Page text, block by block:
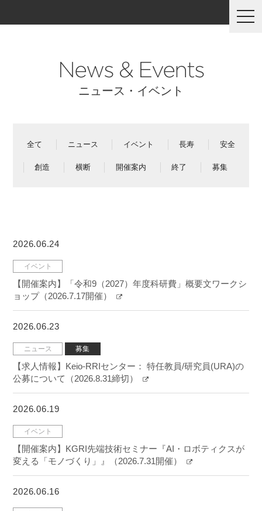
News & Events
ニュース・イベント
全て ニュース イベント 長寿 安全
創造 横断 開催案内 終了 募集
2026.06.24
イベント
【開催案内】「令和9（2027）年度科研費」概要文ワークシ
ョップ（2026.7.17開催）
2026.06.23
ニュース 募集
【求人情報】Keio-RRIセンター： 特任教員/研究員(URA)の
公募について（2026.8.31締切）
2026.06.19
イベント
【開催案内】KGRI先端技術セミナー『AI・ロボティクスが
変える「モノづくり」』（2026.7.31開催）
2026.06.16